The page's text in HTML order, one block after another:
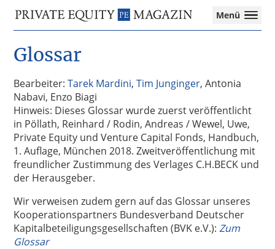
Hauptnavigation
springen
Inhalt
springen
Private
Equity
Das
für
Private
Equity-
Branche
–
Investment
Funds
I
M&A
Tax
Menü
Glossar
Bearbeiter:Tarek Mardini,Tim Junginger, Antonia
Nabavi, Enzo Biagi
Hinweis: Dieses Glossar wurde zuerst veröffentlicht
in Pöllath, Reinhard / Rodin, Andreas / Wewel, Uwe,
Private Equity und Venture Capital Fonds, Handbuch,
1. Auflage, München 2018. Zweitveröffentlichung mit
freundlicher Zustimmung des Verlages C.H.BECK und
der Herausgeber.
Wir verweisen zudem gern auf das Glossar unseres
Kooperationspartners Bundesverband Deutscher
Kapitalbeteiligungsgesellschaften (BVK e.V.):Zum
Glossar